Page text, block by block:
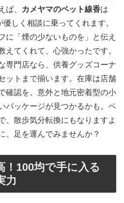
ば、
カメヤマのペット線香は
しく相談に乗ってくれます。
に「煙の少ないものを」と伝え
えてくれて、心強かったです。
専門店なら、供養グッズコーナ
ットまで揃います。在庫は店舗
確認を。意外と地元密着型の小
パッケージが見つかるかも。ペ
、散歩気分転換にもなりますよ
、足を運んでみませんか？
！100均で手に入る
力